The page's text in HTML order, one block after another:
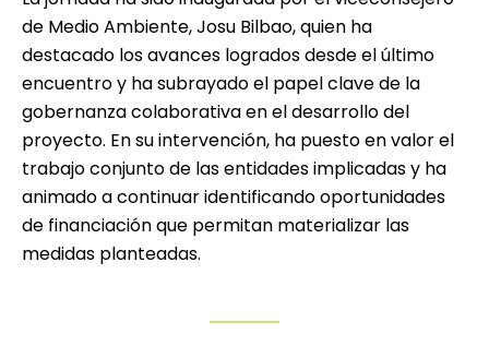
de Medio Ambiente, Josu Bilbao, quien ha
destacado los avances logrados desde el último
encuentro y ha subrayado el papel clave de la
gobernanza colaborativa en el desarrollo del
proyecto. En su intervención, ha puesto en valor el
trabajo conjunto de las entidades implicadas y ha
animado a continuar identificando oportunidades
de financiación que permitan materializar las
medidas planteadas.